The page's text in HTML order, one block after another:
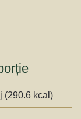
(290.6 kcal)